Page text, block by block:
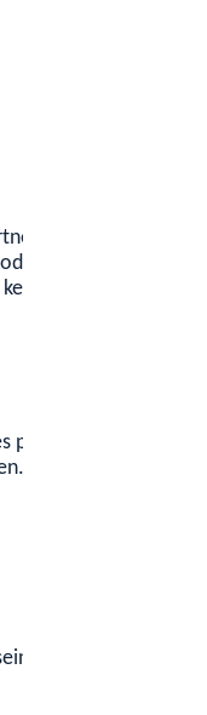
befinden und
Halbgeschwister
gesetzlichen
persönlich an.
Darin bestätigt die